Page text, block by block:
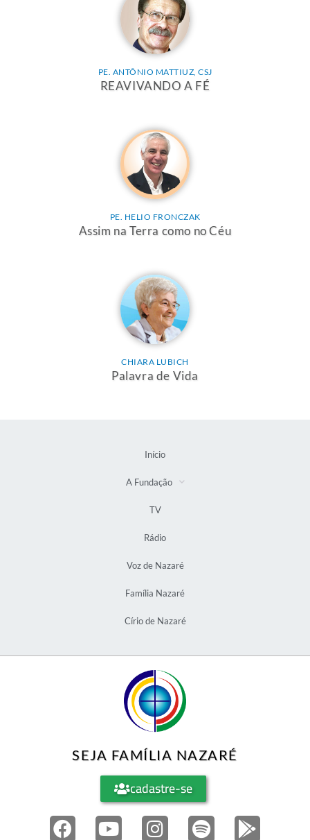
PE. ANTÔNIO MATTIUZ, CSJ
REAVIVANDO A FÉ
PE. HELIO FRONCZAK
Assim na Terra como no Céu
CHIARA LUBICH
Palavra de Vida
Início
A Fundação
TV
Rádio
Voz de Nazaré
Família Nazaré
Círio de Nazaré
SEJA FAMÍLIA NAZARÉ
cadastre-se